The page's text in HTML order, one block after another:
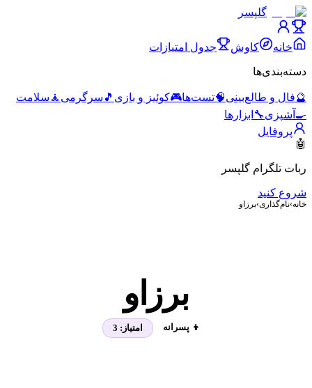
گلپسر
خانه کاوش جدول امتیازات
دسته‌بندی‌ها
🔮فال و طالع‌بینی🧠تست‌ها🎮کوئیز و بازی 🎵 سرگرمی 🧘 سلامت
🍳 آشپزی🔧 ابزارها
پروفایل
🤖
ربات تلگرام گلپسر
شروع کنید
خانه›نام‌گذاری›برزاو
برزاو
👦 پسرانه امتیاز: 3